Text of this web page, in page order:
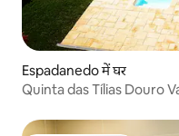
Espadanedo में घर
Quinta das Tílias Douro